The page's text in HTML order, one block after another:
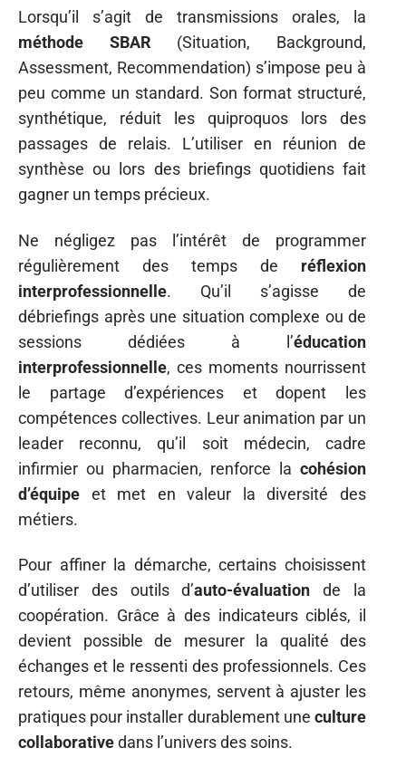
Lorsqu’il s’agit de transmissions orales, la
méthode SBAR (Situation, Background,
Assessment, Recommendation) s’impose peu à
peu comme un standard. Son format structuré,
synthétique, réduit les quiproquos lors des
passages de relais. L’utiliser en réunion de
synthèse ou lors des briefings quotidiens fait
gagner un temps précieux.
Ne négligez pas l’intérêt de programmer
régulièrement des temps de réflexion
interprofessionnelle. Qu’il s’agisse de
débriefings après une situation complexe ou de
sessions dédiées à l’éducation
interprofessionnelle, ces moments nourrissent
le partage d’expériences et dopent les
compétences collectives. Leur animation par un
leader reconnu, qu’il soit médecin, cadre
infirmier ou pharmacien, renforce la cohésion
d’équipe et met en valeur la diversité des
métiers.
Pour affiner la démarche, certains choisissent
d’utiliser des outils d’auto-évaluation de la
coopération. Grâce à des indicateurs ciblés, il
devient possible de mesurer la qualité des
échanges et le ressenti des professionnels. Ces
retours, même anonymes, servent à ajuster les
pratiques pour installer durablement une culture
collaborativedans l’univers des soins.